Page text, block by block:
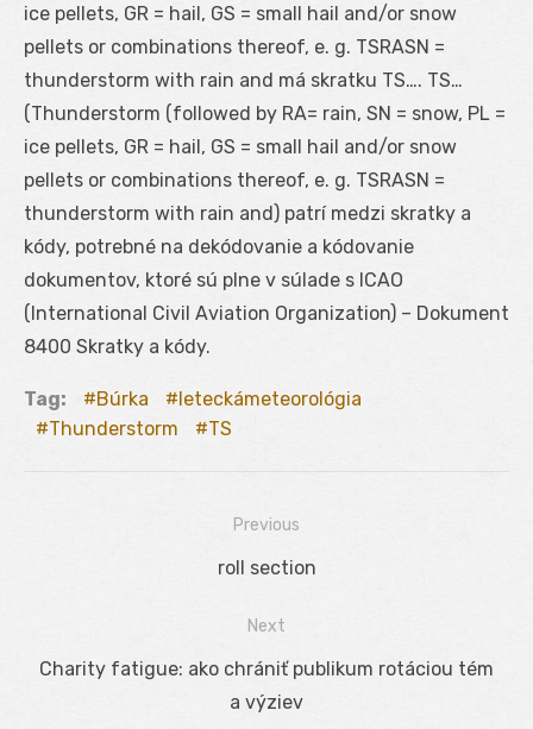
ice pellets, GR = hail, GS = small hail and/or snow
pellets or combinations thereof, e. g. TSRASN =
thunderstorm with rain and má skratku TS…. TS…
(Thunderstorm (followed by RA= rain, SN = snow, PL =
ice pellets, GR = hail, GS = small hail and/or snow
pellets or combinations thereof, e. g. TSRASN =
thunderstorm with rain and) patrí medzi skratky a
kódy, potrebné na dekódovanie a kódovanie
dokumentov, ktoré sú plne v súlade s ICAO
(International Civil Aviation Organization) – Dokument
8400 Skratky a kódy.
Tag: Búrka
leteckámeteorológia
Thunderstorm
TS
Previous
Previous
roll section
Next
Next
Charity fatigue: ako chrániť publikum rotáciou tém
a výziev